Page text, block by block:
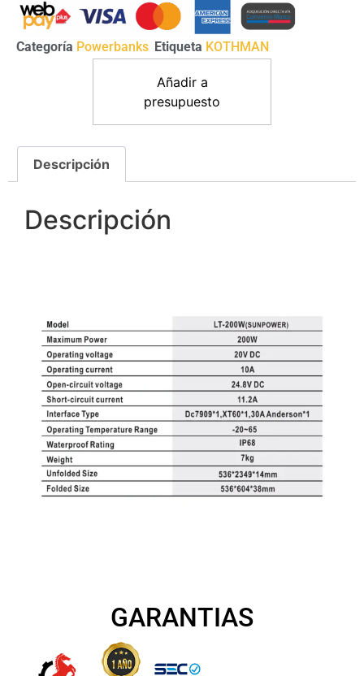
Categoría Powerbanks Etiqueta KOTHMAN
Añadir a
presupuesto
Descripción
Descripción
GARANTIAS